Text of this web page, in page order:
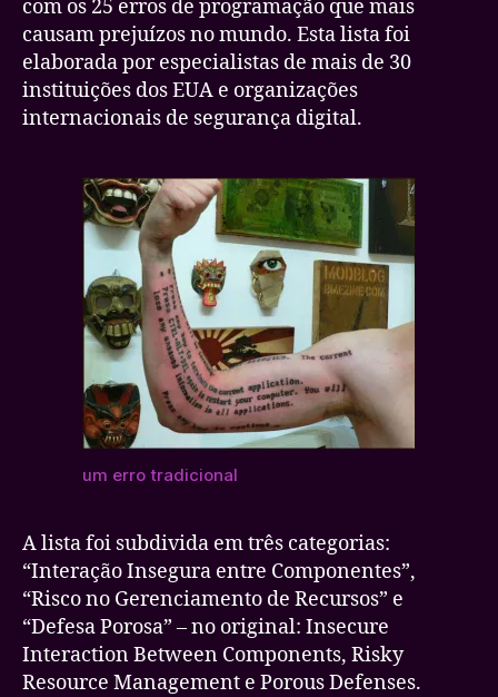
mais
graves
com os 25 erros de programação que mais
causam prejuízos no mundo. Esta lista foi
elaborada por especialistas de mais de 30
instituições dos EUA e organizações
internacionais de segurança digital.
um erro tradicional
A lista foi subdivida em três categorias:
“Interação Insegura entre Componentes”,
“Risco no Gerenciamento de Recursos” e
“Defesa Porosa” – no original: Insecure
Interaction Between Components, Risky
Resource Management e Porous Defenses.